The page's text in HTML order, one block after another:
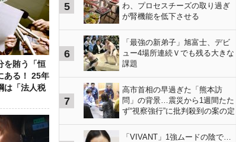
を賄う「恒
ある！ 25年
は「法人税
5
わ、プロセスチーズの取り過ぎ
が腎機能を低下させる
6
「最強の新弟子」旭富士、デビ
ュー4場所連続Ｖでも残る大きな
課題
7
高市首相の早過ぎた「熊本訪
問」の背景…震災から1週間たた
ず“視察強行”に批判殺到の案の定
「VIVANT」1強ムードの陰で…